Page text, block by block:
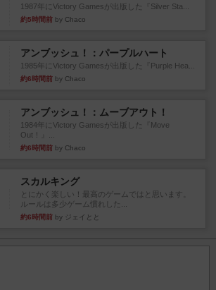
1987年にVictory Gamesが出版した『Silver Sta...
約5時間前 by Chaco
アンブッシュ！：パープルハート
1985年にVictory Gamesが出版した『Purple Hea...
約6時間前 by Chaco
アンブッシュ！：ムーブアウト！
1984年にVictory Gamesが出版した『Move
Out！』...
約6時間前 by Chaco
スカルキング
とにかく楽しい！最高のゲームではと思います。
ルールは多少ゲーム慣れした...
約6時間前 by ジェイとと